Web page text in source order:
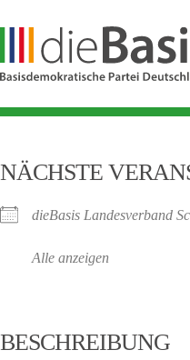
springen
NÄCHSTE
dieBasis Landesverband
Alle anzeigen
BESCHREIBUNG